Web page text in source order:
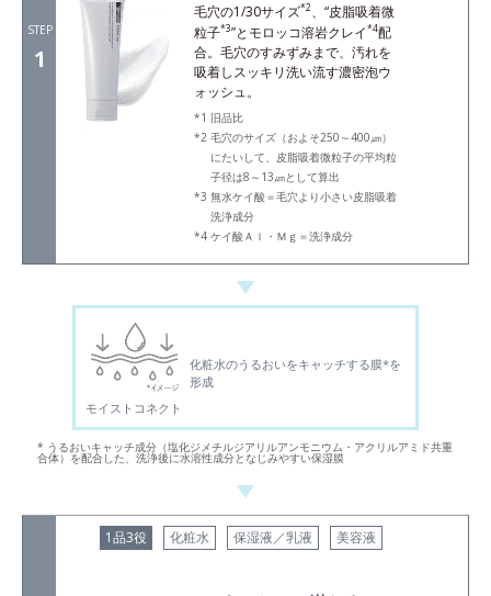
STEP
1
毛穴の1/30サイズ*2、“皮脂吸着微
粒子*3”とモロッコ溶岩クレイ*4配
合。毛穴のすみずみまで、汚れを
吸着しスッキリ洗い流す濃密泡ウ
ォッシュ。
旧品比
毛穴のサイズ（およそ250～400㎛）
にたいして、皮脂吸着微粒子の平均粒
子径は8～13㎛として算出
無水ケイ酸＝毛穴より小さい皮脂吸着
洗浄成分
ケイ酸Ａｌ・Ｍｇ＝洗浄成分
モイストコネクト
化粧水のうるおいをキャッチする膜*を
形成
* うるおいキャッチ成分（塩化ジメチルジアリルアンモニウム・アクリルアミド共重
合体）を配合した、洗浄後に水溶性成分となじみやすい保湿膜
1品3役 化粧水 保湿液／乳液 美容液